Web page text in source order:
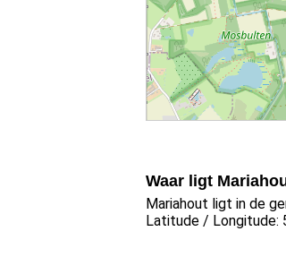
Waar ligt
Mariahout ligt in de
Latitude / Longitude: